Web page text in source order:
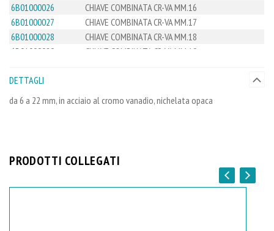
6B01000026
CHIAVE COMBINATA CR-VA MM.16
6B01000027
CHIAVE COMBINATA CR-VA MM.17
6B01000028
CHIAVE COMBINATA CR-VA MM.18
6B01000029
CHIAVE COMBINATA CR-VA MM.19
6B01000031
6B01000032
CHIAVE COMBINATA CR-VA MM.22
DETTAGLI
da 6 a 22 mm, in acciaio al cromo vanadio, nichelata opaca
PRODOTTI COLLEGATI